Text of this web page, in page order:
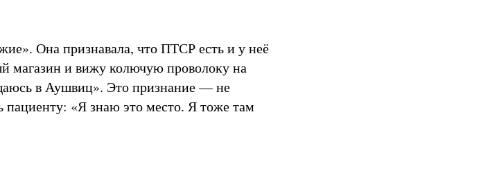
Она признавала, что ПТСР есть и у неё
магазин и вижу колючую проволоку на
в Аушвиц». Это признание — не
пациенту: «Я знаю это место. Я тоже там